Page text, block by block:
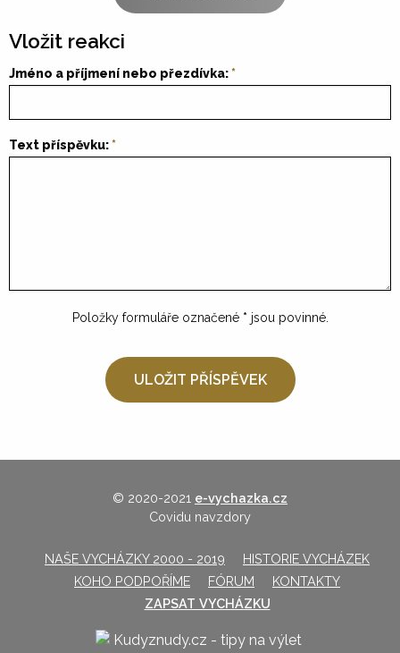
Vložit reakci
Jméno a příjmení nebo přezdívka:
Text příspěvku:
Položky formuláře označené * jsou povinné.
© 2020-2021 e-vychazka.cz
Covidu navzdory
NAŠE VYCHÁZKY 2000 - 2019
HISTORIE VYCHÁZEK
KOHO PODPOŘÍME
FÓRUM
KONTAKTY
ZAPSAT VYCHÁZKU